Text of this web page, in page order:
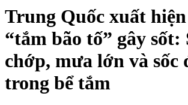
Trung Quốc xuất
“tắm bão tố” gây sốt:
chớp, mưa lớn và sốc
trong bể tắm